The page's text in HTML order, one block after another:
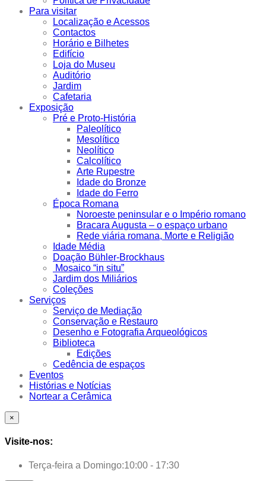
Para visitar
Localização e Acessos
Contactos
Horário e Bilhetes
Edifício
Loja do Museu
Auditório
Jardim
Cafetaria
Exposição
Pré e Proto-História
Paleolítico
Mesolítico
Neolítico
Calcolítico
Arte Rupestre
Idade do Bronze
Idade do Ferro
Época Romana
Noroeste peninsular e o Império romano
Bracara Augusta – o espaço urbano
Rede viária romana, Morte e Religião
Idade Média
Doação Bühler-Brockhaus
Mosaico “in situ”
Jardim dos Miliários
Coleções
Serviços
Serviço de Mediação
Conservação e Restauro
Desenho e Fotografia Arqueológicos
Biblioteca
Edições
Cedência de espaços
Eventos
Histórias e Notícias
Nortear a Cerâmica
×
Visite-nos:
Terça-feira a Domingo:10:00 - 17:30